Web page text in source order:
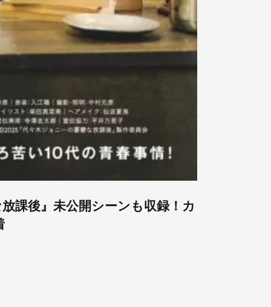
課後』未公開シーンも収録！カ